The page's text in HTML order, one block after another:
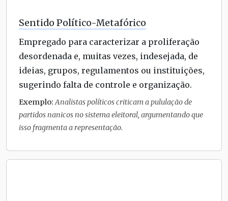
Sentido Político-Metafórico
Empregado para caracterizar a proliferação
desordenada e, muitas vezes, indesejada, de
ideias, grupos, regulamentos ou instituições,
sugerindo falta de controle e organização.
Exemplo: Analistas políticos criticam a pululação de
partidos nanicos no sistema eleitoral, argumentando que
isso fragmenta a representação.